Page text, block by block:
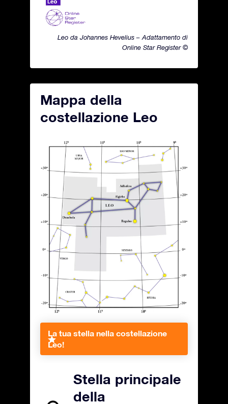
Leo da Johannes Hevelius – Adattamento di
Online Star Register ©
Mappa della
costellazione Leo
La tua stella nella costellazione
Leo!
Stella principale
della